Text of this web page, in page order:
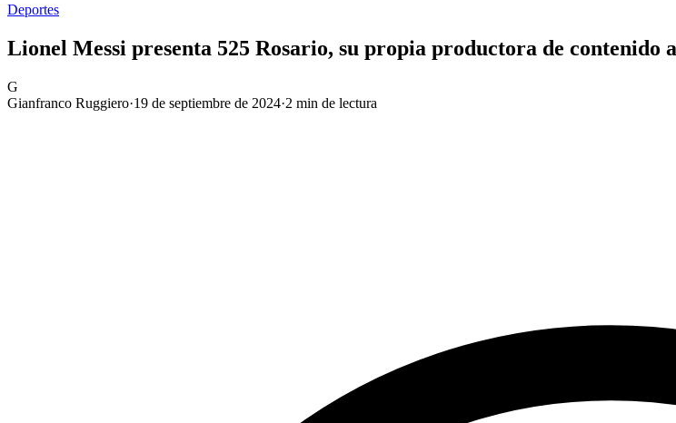
Deportes
Lionel Messi presenta 525 Rosario, su propia productora de contenido
G
Gianfranco Ruggiero·19 de septiembre de 2024·2 min de lectura